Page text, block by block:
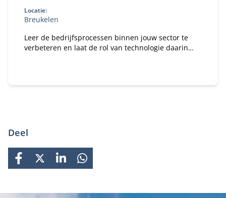
Locatie:
Breukelen
Leer de bedrijfsprocessen binnen jouw sector te
verbeteren en laat de rol van technologie daarin
Deel
FACEBOOK
X LINKEDINWHATSAPP